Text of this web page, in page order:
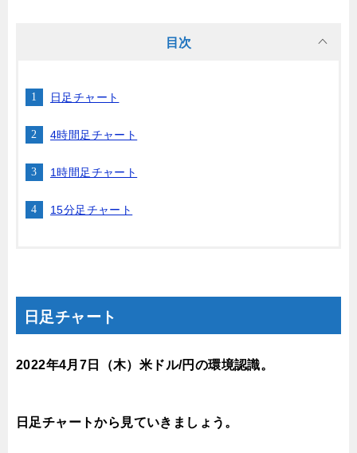
目次
日足チャート
4時間足チャート
1時間足チャート
15分足チャート
日足チャート
2022年4月7 日（木）米ドル/円の環境認識。
日足チャートから見ていきましょう。